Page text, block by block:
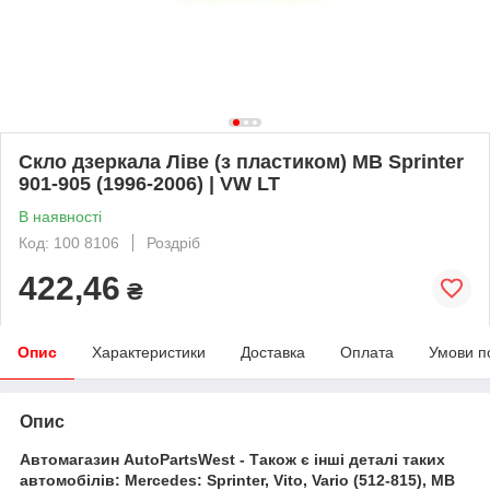
Скло дзеркала Ліве (з пластиком) MB Sprinter
901-905 (1996-2006) | VW LT
В наявності
Код: 100 8106
Роздріб
422,46 ₴
Опис Характеристики Доставка Оплата Умови
Опис
Автомагазин AutoPartsWest - Також є інші деталі таких
автомобілів: Mercedes: Sprinter, Vito, Vario (512-815), MB